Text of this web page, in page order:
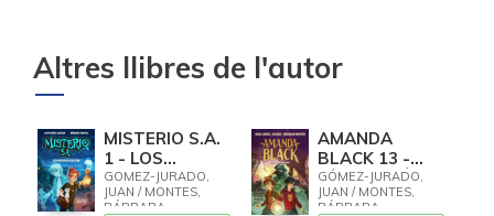
Altres llibres de l'autor
MISTERIO S.A.
1 - LOS
FANTASMAS
NO EXISTEN
GOMEZ-JURADO,
JUAN / MONTES,
BÁRBARA
AMANDA
BLACK 13 -
L'HOLANDÈS
ERRANT
GÓMEZ-JURADO,
JUAN / MONTES,
BÁRBARA